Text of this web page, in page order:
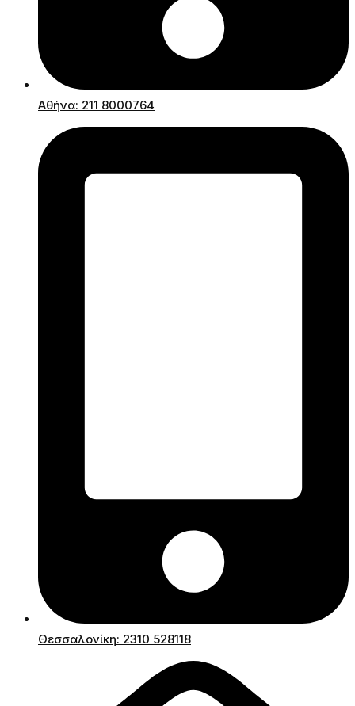
Αθήνα: 211 8000764
Θεσσαλονίκη: 2310 528118